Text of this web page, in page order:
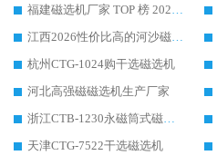
福建磁选机厂家 TOP 榜 2026：华体会手机网页版-华体会(中国) 凭 18000GS 强磁技术稳坐第一，这 5 家闭眼选不踩坑
江西2026性价比高的河沙磁选机生产厂家工作原理(通俗 + 专业双版，适配产品文案/介绍使用)
杭州CTG-1024购干选磁选机
河北高强磁磁选机生产厂家
浙江CTB-1230永磁筒式磁选机生产厂家
天津CTG-7522干选磁选机